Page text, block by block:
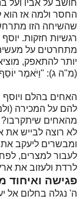
חושב על אביו ועל
החסר ולמה אז הוא
שהשיחה הזו
רגשיות חזקות.
מתחרטים על
יותר להתאפק,
(מ"ה ג): "וַיֹּאמֶר
האחים בהלם
להם על המכירה
מהאחים שיתקרבו?
לא רוצה לבייש את
ומבשרים ליעקב
לעבור למצרים,
לרדת ולעזוב את
פגישה ואיחוד
ה' נגלה בחלום אל